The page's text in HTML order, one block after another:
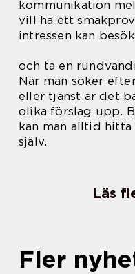
kommunikation
vill ha ett
intressen kan
och ta en
När man söker
eller tjänst är det
olika förslag upp.
kan man alltid hitta
själv.
Läs
Fler